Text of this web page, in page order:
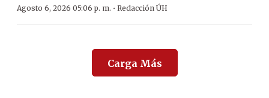
Agosto 6, 2026 05:06 p. m. · Redacción ÚH
Carga Más